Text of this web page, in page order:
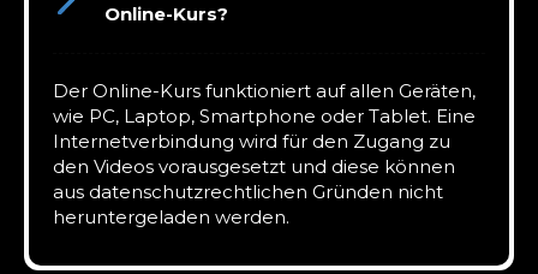
Online-Kurs?
Der Online-Kurs funktioniert auf allen Geräten,
wie PC, Laptop, Smartphone oder Tablet. Eine
Internetverbindung wird für den Zugang zu
den Videos vorausgesetzt und diese können
aus datenschutzrechtlichen Gründen nicht
heruntergeladen werden.